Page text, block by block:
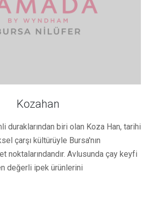
Kozahan
duraklarından biri olan Koza Han, tarihi
çarşı kültürüyle Bursa'nın
noktalarındandır. Avlusunda çay keyfi
değerli ipek ürünlerini